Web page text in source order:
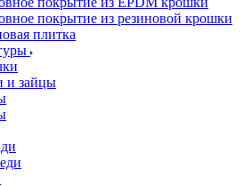
покрытие из резиновой крошки
плитка
и зайцы